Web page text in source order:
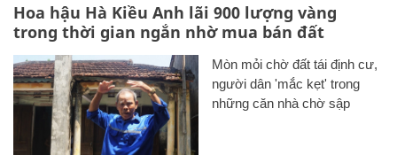
Hoa hậu Hà Kiều Anh lãi 900 lượng vàng
trong thời gian ngắn nhờ mua bán đất
Mòn mỏi chờ đất tái định cư,
người dân 'mắc kẹt' trong
những căn nhà chờ sập